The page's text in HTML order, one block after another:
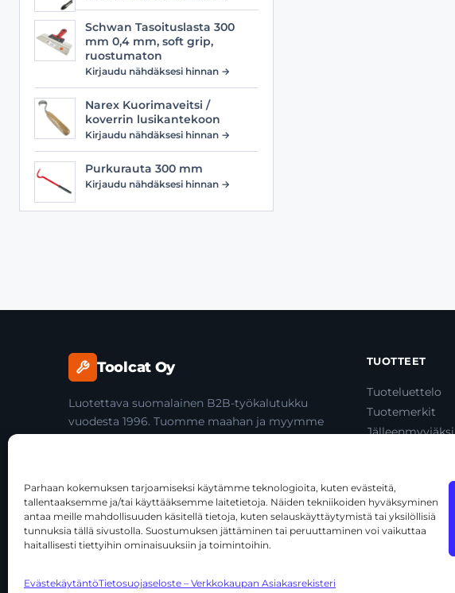
Parhaan kokemuksen tarjoamiseksi käytämme teknologioita, kuten evästeitä,
tallentaaksemme ja/tai käyttääksemme laitetietoja. Näiden tekniikoiden hyväksyminen
antaa meille mahdollisuuden käsitellä tietoja, kuten selauskäyttäytymistä tai yksilöllisiä
tunnuksia tällä sivustolla. Suostumuksen jättäminen tai peruuttaminen voi vaikuttaa
haitallisesti tiettyihin ominaisuuksiin ja toimintoihin.
EvästekäytäntöTietosuojaseloste – Verkkokaupan Asiakasrekisteri
Schwan Tasoituslasta 300
mm 0,4 mm, soft grip,
ruostumaton
Kirjaudu nähdäksesi hinnan →
Narex Kuorimaveitsi /
koverrin lusikantekoon
Kirjaudu nähdäksesi hinnan →
Purkurauta 300 mm
Kirjaudu nähdäksesi hinnan →
Toolcat Oy
Luotettava suomalainen B2B-työkalutukku
vuodesta 1996. Tuomme maahan ja myymme
TUOTTEET
Tuoteluettelo
Tuotemerkit
Jälleenmyyjäksi
© 2026 Toolcat Oy · Y-tunnus 1059567-7 · Kalustetie 1, 01720 Vantaa